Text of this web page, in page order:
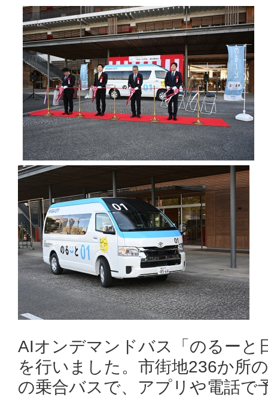
AIオンデマンドバス「のるーと
を行いました。市街地236か所
の乗合バスで、アプリや電話で